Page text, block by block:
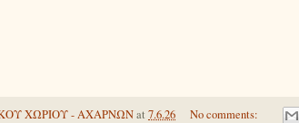
ΧΩΡΙΟΥ - ΑΧΑΡΝΩΝat 7.6.26 No comments: